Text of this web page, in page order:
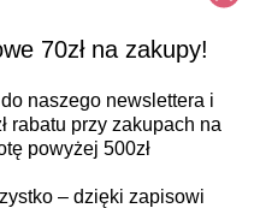
70zł na zakupy!
naszego newslettera i
rabatu przy zakupach na
powyżej 500zł
– dzięki zapisowi